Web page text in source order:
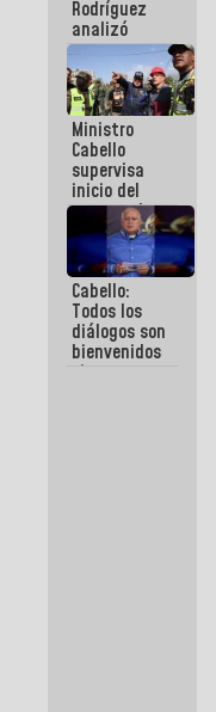
para el
diálogo
Rodríguez
analizó
junto a
gobernadores
planes de
recuperación
del Sistema
Eléctrico
Nacional
Ministro
Cabello
supervisa
inicio del
proceso de
demolición
de
edificaciones
declaradas
en riesgo en
La Guaira
(+Fotos)
Cabello:
Todos los
diálogos son
bienvenidos
siempre que